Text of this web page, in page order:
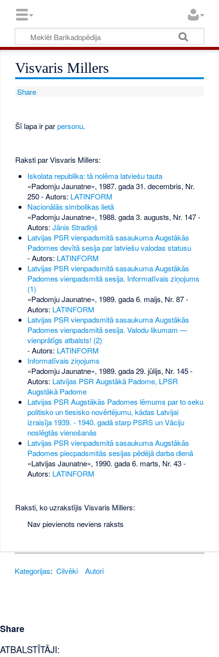
Visvaris Millers
Share
Šī lapa ir parpersonu.
Raksti par Visvaris Millers:
Iskolata republika: tā nolēma latviešu tauta
«Padomju Jaunatne», 1987. gada 31. decembris, Nr.
250- Autors: LATINFORM
Nacionālās simbolikas lietā
«Padomju Jaunatne», 1988. gada 3. augusts, Nr. 147-
Autors: Jānis Stradiņš
Latvijas PSR vienpadsmitā sasaukuma Augstākās
Padomes devītā sesija par latviešu valodas statusu
- Autors: LATINFORM
Latvijas PSR vienpadsmitā sasaukuma Augstākās
Padomes vienpadsmitā sesija. Informatīvais ziņojums
(1)
«Padomju Jaunatne», 1989. gada 6. maijs, Nr. 87-
Autors: LATINFORM
Latvijas PSR vienpadsmitā sasaukuma Augstākās
Padomes vienpadsmitā sesija. Valodu likumam —
vienprātīgs atbalsts! (2)
- Autors: LATINFORM
Informatīvais ziņojums
«Padomju Jaunatne», 1989. gada 29. jūlijs, Nr. 145-
Autors: Latvijas PSR Augstākā Padome, LPSR
Augstākā Padome
Latvijas PSR Augstākās Padomes lēmums par to seku
politisko un tiesisko novērtējumu, kādas Latvijai
izraisīja 1939. - 1940. gadā starp PSRS un Vāciju
noslēgtās vienošanās
Latvijas PSR vienpadsmitā sasaukuma Augstākās
Padomes piecpadsmitās sesijas pēdējā darba dienā
«Latvijas Jaunatne», 1990. gada 6. marts, Nr. 43-
Autors: LATINFORM
Raksti, ko uzrakstījis Visvaris Millers:
Nav pievienots neviens raksts
Kategorijas: Cilvēki Autori
Share
ATBALSTĪTĀJI: